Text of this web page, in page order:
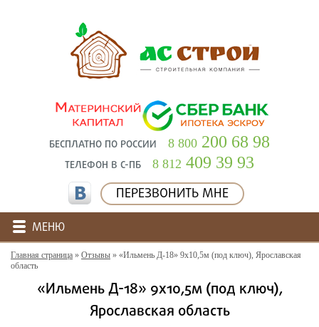
БЕСПЛАТНО ПО РОССИИ 8 800 200 68 98
ТЕЛЕФОН В С-ПБ 8 812 409 39 93
ПЕРЕЗВОНИТЬ МНЕ
МЕНЮ
Главная страница » Отзывы » «Ильмень Д-18» 9х10,5м (под ключ), Ярославская
область
«Ильмень Д-18» 9х10,5м (под ключ),
Ярославская область